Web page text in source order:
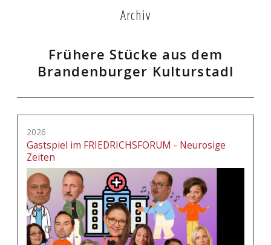
Archiv
Frühere Stücke aus dem
Brandenburger Kulturstadl
2026
Gastspiel im FRIEDRICHSFORUM - Neurosige
Zeiten